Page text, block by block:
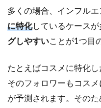
多くの場合、インフル
に特化しているケース
グしやすいことが1つ目
たとえばコスメに特化し
そのフォロワーもコス
が予測されます。その